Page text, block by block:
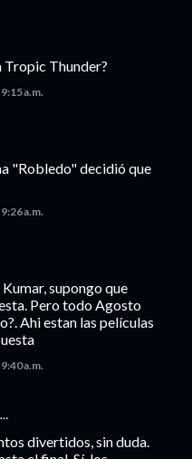
Tropic Thunder?
a.m.
"Robledo" decidió que
a.m.
supongo que
Pero todo Agosto
Ahi estan las películas
a.m.
divertidos, sin duda.